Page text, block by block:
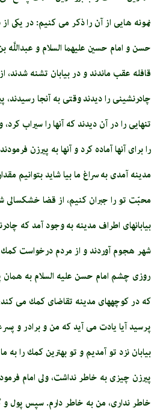
نمونه هايى از آن را ذكر مى‏ كنيم: در يكى از
حسن‏ و امام حسين عليهما السلام و عبداللَّه
قافله عقب ماندند و در بيابان تشنه شدند،
چادرنشينى را ديدند وقتى به آنجا رسيدند،
تنهايى را در آن ديدند كه آنها را سيراب
را براى آنها آماده كرد و آنها به پيرزن
مدينه آمدى به سراغ ما بيا شايد بتوانيم
محبّت تو را جبران كنيم، از قضا خشكسالى
بيابان‏هاى اطراف مدينه به وجود آمد كه
شهر هجوم آوردند و از مردم درخواست كمك
روزى چشم امام‏ حسن‏ عليه السلام به همان
كه در كوچه‏هاى مدينه تقاضاى كمك مى‏
پرسيد آيا يادت مى‏ آيد كه من و برادر و
بيابان نزد تو آمديم و تو بهترين كمك را به
پيرزن چيزى به خاطر نداشت، ولى امام
خاطر ندارى، من به خاطر دارم. سپس پول و